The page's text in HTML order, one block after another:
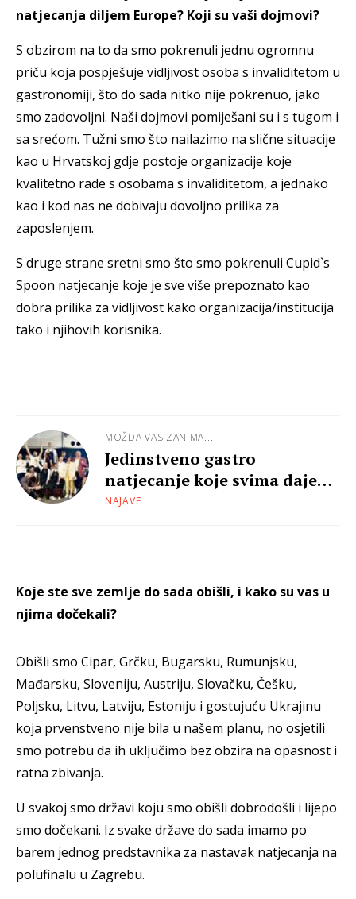
natjecanja diljem Europe? Koji su vaši dojmovi?
S obzirom na to da smo pokrenuli jednu ogromnu
priču koja pospješuje vidljivost osoba s invaliditetom u
gastronomiji, što do sada nitko nije pokrenuo, jako
smo zadovoljni. Naši dojmovi pomiješani su i s tugom i
sa srećom. Tužni smo što nailazimo na slične situacije
kao u Hrvatskoj gdje postoje organizacije koje
kvalitetno rade s osobama s invaliditetom, a jednako
kao i kod nas ne dobivaju dovoljno prilika za
zaposlenjem.
S druge strane sretni smo što smo pokrenuli Cupid`s
Spoon natjecanje koje je sve više prepoznato kao
dobra prilika za vidljivost kako organizacija/institucija
tako i njihovih korisnika.
MOŽDA VAS ZANIMA...
Jedinstveno gastro
natjecanje koje svima daje
jednaku priliku
NAJAVE
Koje ste sve zemlje do sada obišli, i kako su vas u
njima dočekali?
Obišli smo Cipar, Grčku, Bugarsku, Rumunjsku,
Mađarsku, Sloveniju, Austriju, Slovačku, Češku,
Poljsku, Litvu, Latviju, Estoniju i gostujuću Ukrajinu
koja prvenstveno nije bila u našem planu, no osjetili
smo potrebu da ih uključimo bez obzira na opasnost i
ratna zbivanja.
U svakoj smo državi koju smo obišli dobrodošli i lijepo
smo dočekani. Iz svake države do sada imamo po
barem jednog predstavnika za nastavak natjecanja na
polufinalu u Zagrebu.